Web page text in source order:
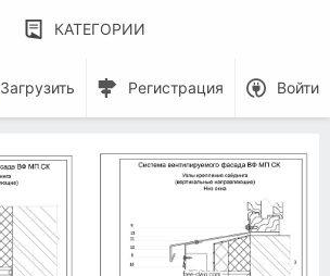
КАТЕГОРИИ
Загрузить Регистрация Войти